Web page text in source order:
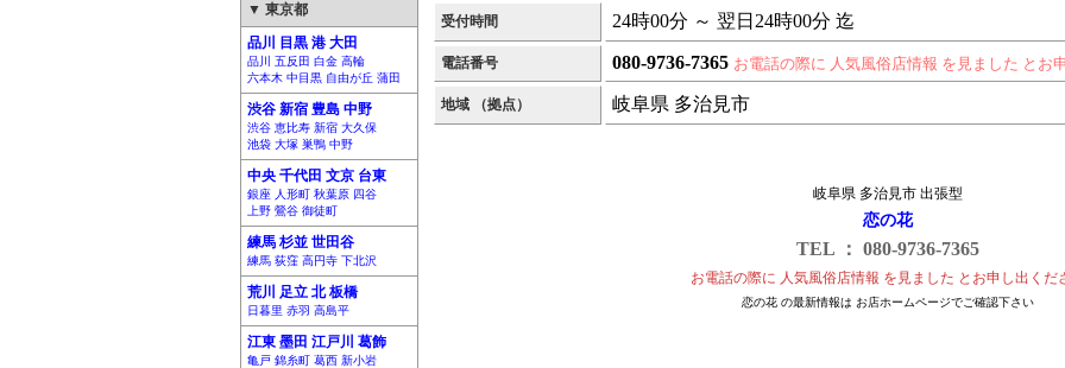
▼ 東京都
品川 目黒 港 大田
品川 五反田 白金 高輪
六本木 中目黒 自由が丘 蒲田
渋谷 新宿 豊島 中野
渋谷 恵比寿 新宿 大久保
池袋 大塚 巣鴨 中野
中央 千代田 文京 台東
銀座 人形町 秋葉原 四谷
上野 鶯谷 御徒町
練馬 杉並 世田谷
練馬 荻窪 高円寺 下北沢
荒川 足立 北 板橋
日暮里 赤羽 高島平
江東 墨田 江戸川 葛飾
亀戸 錦糸町 葛西 新小岩
受付時間 24時00分 ～ 翌日24時00分 迄
電話番号 080-9736-7365 お電話の際に 人気風俗店情報 を見ました とお
地域 （拠点） 岐阜県 多治見市
岐阜県 多治見市 出張型
恋の花
TEL ： 080-9736-7365
お電話の際に 人気風俗店情報 を見ました とお申し出くだ
恋の花 の最新情報は お店ホームページでご確認下さい